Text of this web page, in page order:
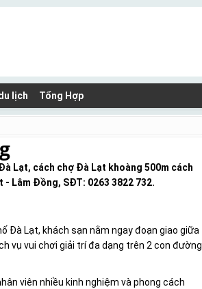
lịch Tổng Hợp
Lạt, cách chợ Đà Lạt khoàng 500m cách
Lâm Đồng, SĐT: 0263 3822 732.
Đà Lạt, khách sạn nằm ngay đoạn giao giữa
vụ vui chơi giải trí đa dạng trên 2 con đường
viên nhiều kinh nghiệm và phong cách